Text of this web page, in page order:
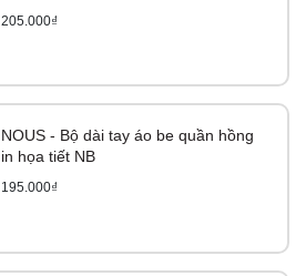
205.000₫
NOUS - Bộ dài tay áo be quần hồng
in họa tiết NB
195.000₫